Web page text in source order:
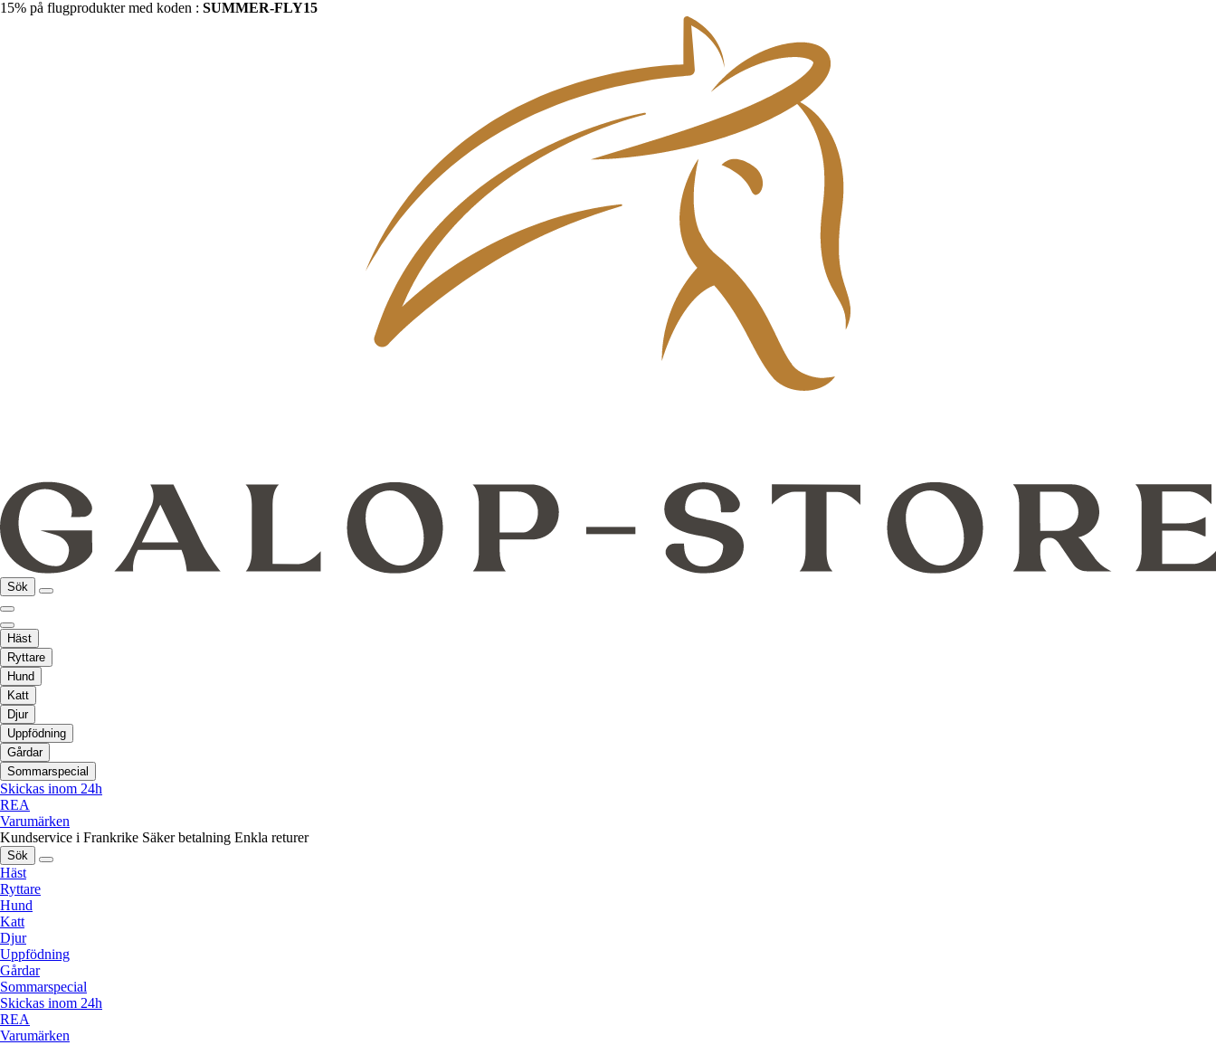
15% på flugprodukter med koden : SUMMER-FLY15
Sök
Häst
Ryttare
Hund
Katt
Djur
Uppfödning
Gårdar
Sommarspecial
Skickas inom 24h
REA
Varumärken
Kundservice i Frankrike Säker betalning Enkla returer
Sök
Häst
Ryttare
Hund
Katt
Djur
Uppfödning
Gårdar
Sommarspecial
Skickas inom 24h
REA
Varumärken